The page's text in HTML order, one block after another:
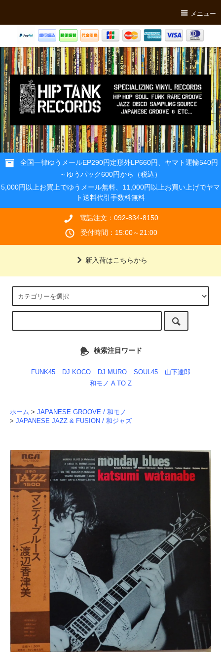
メニュー
全国一律ゆうメールEP290円定形外LP660円、ヤマト運輸540円
～ゆうパック600円から（税込）
5,000円以上お買上でゆうメール無料、11,000円以上お買い上げでヤマ
ト送料代引手数料無料
電話注文：092-834-8150
受付時間：15:00～21:00
新入荷はこちらから
検索注目ワード
FUNK45 DJ KOCO DJ MURO SOUL45
山下達郎
和モノ A TO Z
ホーム > JAPANESE GROOVE / 和モノ
> JAPANESE JAZZ & FUSION / 和ジャズ